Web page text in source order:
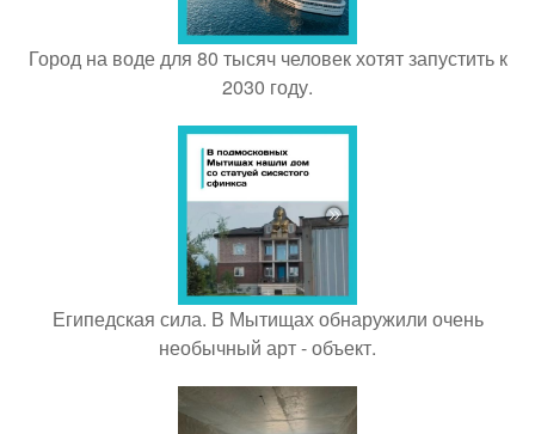
Город на воде для 80 тысяч человек хотят запустить к
2030 году.
Египедская сила. В Мытищах обнаружили очень
необычный арт - объект.